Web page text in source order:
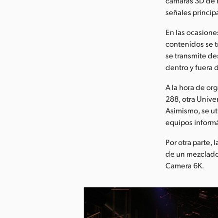
señales
En las
contenidos se
se transmite
dentro y fuera
A la hora de
288, otra
Asimismo, se
equipos
Por otra parte,
de un
Camera 6K.